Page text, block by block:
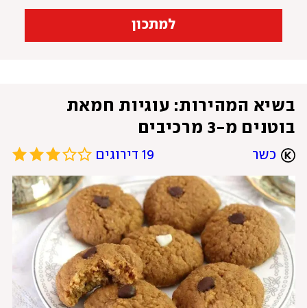
למתכון
בוטנים מ-3 מרכיבים
כשר 19 דירוגים